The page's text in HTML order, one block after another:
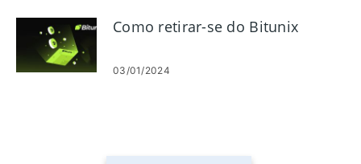
Como retirar-se do Bitunix
03/01/2024